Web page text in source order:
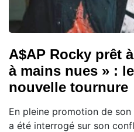
A$AP Rocky prêt
à mains nues » :
nouvelle tournure
En pleine promotion de
a été interrogé sur son